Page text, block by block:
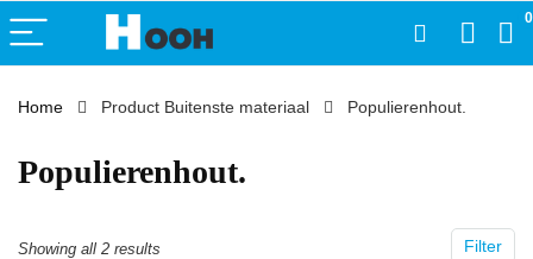
0
Home Product Buitenste materiaal ‎Populierenhout.
‎Populierenhout.
Filter
Showing all 2 results